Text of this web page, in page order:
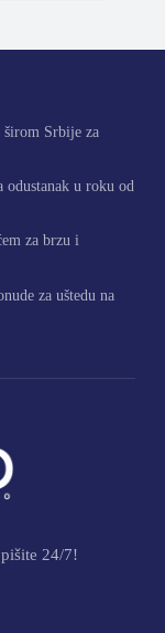
širom Srbije za
odustanak u roku od
za brzu i
za uštedu na
24/7!